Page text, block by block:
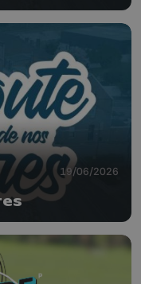
19/06/2026